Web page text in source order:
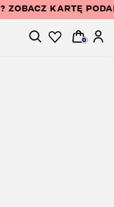
ZOBACZ KARTĘ
0